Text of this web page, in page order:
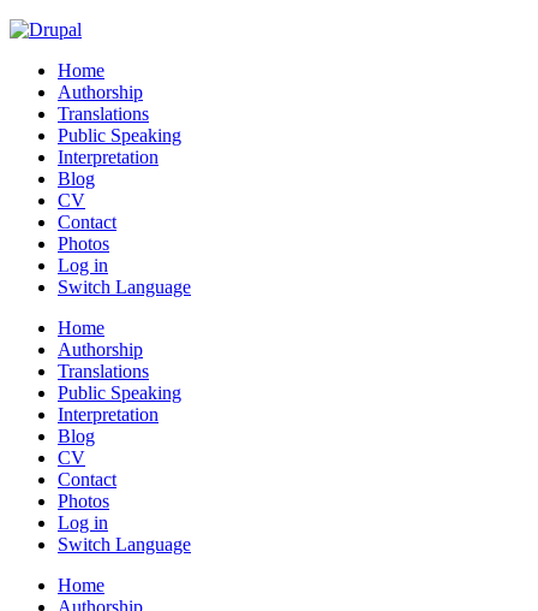
Home
Authorship
Translations
Public Speaking
Interpretation
Blog
CV
Contact
Photos
Log in
Switch Language
Home
Authorship
Translations
Public Speaking
Interpretation
Blog
CV
Contact
Photos
Log in
Switch Language
Home
Authorship